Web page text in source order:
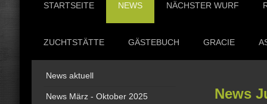
STARTSEITE NEWS NÄCHSTER WURF
ZUCHTSTÄTTE GÄSTEBUCH GRACIE
News
News aktuell
News März - Oktober 2025